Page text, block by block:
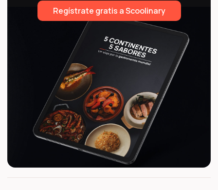
Regístrate gratis a Scoolinary